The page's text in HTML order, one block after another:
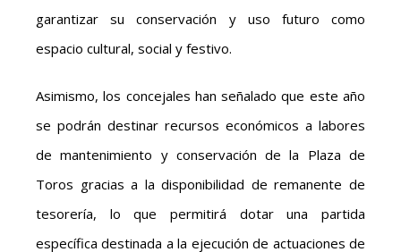
garantizar su conservación y uso futuro como
espacio cultural, social y festivo.
Asimismo, los concejales han señalado que este año
se podrán destinar recursos económicos a labores
de mantenimiento y conservación de la Plaza de
Toros gracias a la disponibilidad de remanente de
tesorería, lo que permitirá dotar una partida
específica destinada a la ejecución de actuaciones de